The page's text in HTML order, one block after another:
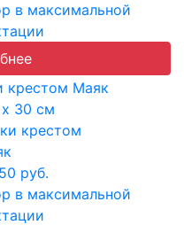
в максимальной
30 см
крестом
руб.
в максимальной